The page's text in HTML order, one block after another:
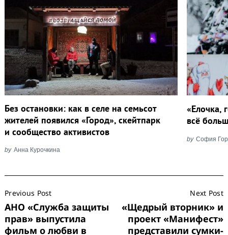
Без остановки: как в селе на семьсот
жителей появился «Город», скейтпарк
и сообщество активистов
by Анна Курочкина
«Елочка,
всё
by София
Navigation
Previous Post
АНО «Служба защиты
прав» выпустила
фильм о любви в
Next Post
«Щедрый вторник» и
проект «Манифест»
представили сумки-